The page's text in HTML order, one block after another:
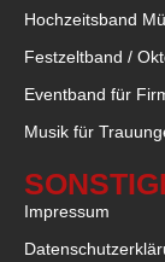
Hochzeitsband
Festzeltband /
Eventband für
Musik für
Impressum